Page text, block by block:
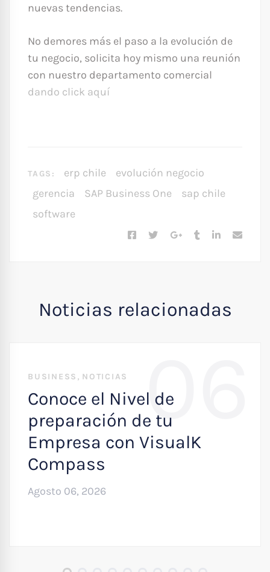
nuevas tendencias.
No demores más el paso a la evolución de
tu negocio, solicita hoy mismo una reunión
con nuestro departamento comercial
dando click aquí
TAGS: erp chile
evolución negocio
gerencia
SAP Business One
sap chile
software
Noticias relacionadas
06
BUSINESS , NOTICIAS
Conoce el Nivel de
preparación de tu
Empresa con VisualK
Compass
Agosto 06, 2026